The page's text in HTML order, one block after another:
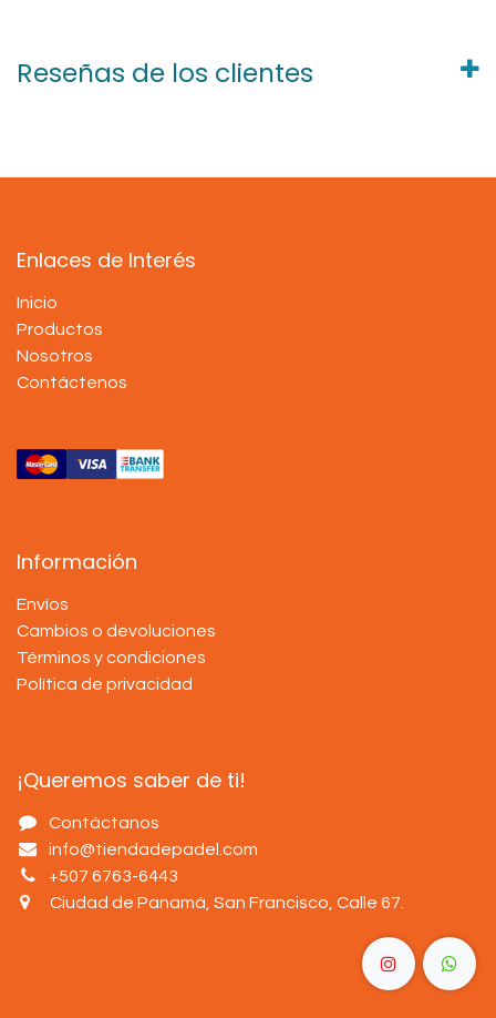
Reseñas de los clientes
Enlaces de Interés
Inicio
Productos
Nosotros
Contáctenos
Información
Envíos
Cambios o devoluciones
Términos y condiciones
Política de privacidad
¡Queremos saber de ti!
Contáctanos
info@tiendadepadel.com
+507 6763-6443
Ciudad de Panamá, San Francisco, Calle 67